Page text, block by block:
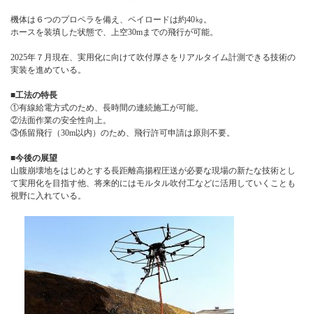
機体は６つのプロペラを備え、ペイロードは約40㎏。
ホースを装填した状態で、上空30mまでの飛行が可能。
2025年７月現在、実用化に向けて吹付厚さをリアルタイム計測できる技術の
実装を進めている。
■工法の特長
①有線給電方式のため、長時間の連続施工が可能。
②法面作業の安全性向上。
③係留飛行（30m以内）のため、飛行許可申請は原則不要。
■今後の展望
山腹崩壊地をはじめとする長距離高揚程圧送が必要な現場の新たな技術とし
て実用化を目指す他、将来的にはモルタル吹付工などに活用していくことも
視野に入れている。